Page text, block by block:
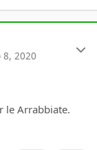
8, 2020
le Arrabbiate.